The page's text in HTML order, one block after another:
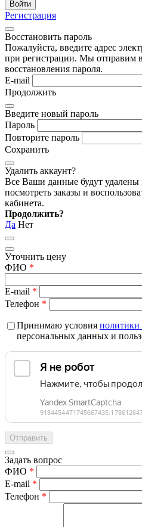
Регистрация
Восстановить пароль
Пожалуйста, введите адрес
при регистрации. Мы отправим
восстановления пароля.
E-mail
Продолжить
Введите новый пароль
Пароль
Повторите пароль
Сохранить
Удалить аккаунт?
Все Ваши данные будут удалены
посмотреть заказы и
кабинета.
Продолжить?
Да Нет
Уточнить цену
ФИО *
E-mail *
Телефон *
Принимаю условия политики
персональных данных и
Задать вопрос
ФИО *
E-mail *
Телефон *